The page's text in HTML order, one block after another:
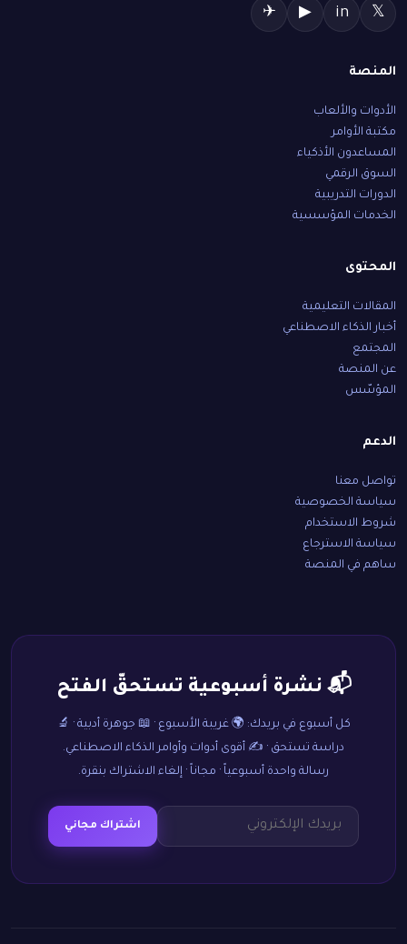
𝕏
in
▶
✈
المنصة
الأدوات والألعاب
مكتبة الأوامر
المساعدون الأذكياء
السوق الرقمي
الدورات التدريبية
الخدمات المؤسسية
المحتوى
المقالات التعليمية
أخبار الذكاء الاصطناعي
المجتمع
عن المنصة
المؤسّس
الدعم
تواصل معنا
سياسة الخصوصية
شروط الاستخدام
سياسة الاسترجاع
ساهم في المنصة
📬 نشرة أسبوعية تستحقّ الفتح
كل أسبوع في بريدك: 🌍 غريبة الأسبوع · 📖 جوهرة أدبية · 🔬
دراسة تستحق · ✍️ أقوى أدوات وأوامر الذكاء الاصطناعي.
رسالة واحدة أسبوعياً · مجاناً · إلغاء الاشتراك بنقرة.
اشتراك مجاني